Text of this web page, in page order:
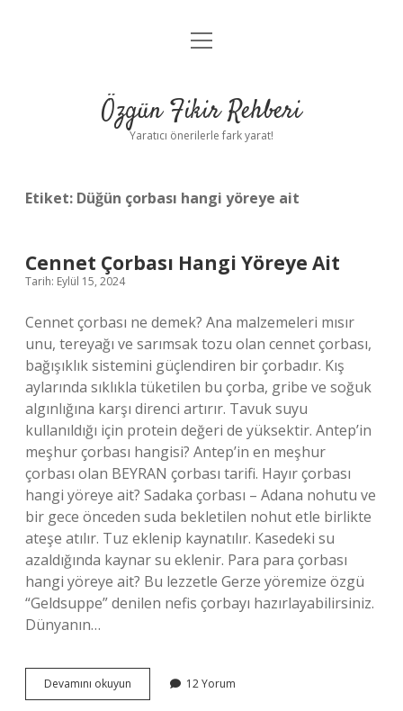
Gizlilik Politikası
Yasal Uyarı
menüyü
Özgün Fikir Rehberi
Yaratıcı önerilerle fark yarat!
Etiket: Düğün çorbası hangi yöreye ait
Cennet Çorbası Hangi Yöreye Ait
Tarih: Eylül 15, 2024
Cennet çorbası ne demek? Ana malzemeleri mısır
unu, tereyağı ve sarımsak tozu olan cennet çorbası,
bağışıklık sistemini güçlendiren bir çorbadır. Kış
aylarında sıklıkla tüketilen bu çorba, gribe ve soğuk
algınlığına karşı direnci artırır. Tavuk suyu
kullanıldığı için protein değeri de yüksektir. Antep’in
meşhur çorbası hangisi? Antep’in en meşhur
çorbası olan BEYRAN çorbası tarifi. Hayır çorbası
hangi yöreye ait? Sadaka çorbası – Adana nohutu ve
bir gece önceden suda bekletilen nohut etle birlikte
ateşe atılır. Tuz eklenip kaynatılır. Kasedeki su
azaldığında kaynar su eklenir. Para para çorbası
hangi yöreye ait? Bu lezzetle Gerze yöremize özgü
“Geldsuppe” denilen nefis çorbayı hazırlayabilirsiniz.
Dünyanın…
Devamını okuyun
Çorbası
12 Yorum